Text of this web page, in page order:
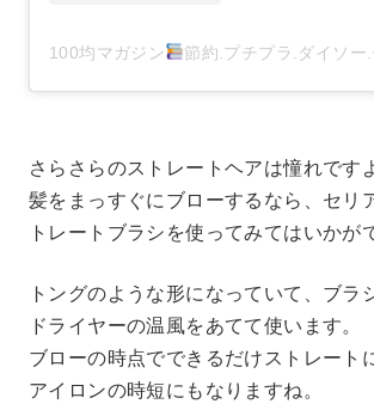
100均マガジン 節約.プチプラ.ダイソー.セリア
さらさらのストレートヘアは憧れです
髪をまっすぐにブローするなら、セリ
トレートブラシを使ってみてはいかが
トングのような形になっていて、ブラ
ドライヤーの温風をあてて使います。
ブローの時点でできるだけストレート
アイロンの時短にもなりますね。